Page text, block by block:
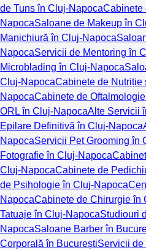
de Tuns în Cluj-NapocaCabinete
NapocaSaloane de Makeup în
Manichiură în Cluj-Napoca
NapocaServicii de Mentoring în
Microblading în Cluj-Napoca
Cluj-NapocaCabinete de
NapocaCabinete de
ORL în Cluj-NapocaAlte Servicii
Epilare Definitivă în Cluj-Napoca
NapocaServicii Pet Grooming în
Fotografie în Cluj-Napoca
Cluj-NapocaCabinete de
de Psihologie în Cluj-Napoca
NapocaCabinete de Chirurgie în
Tatuaje în Cluj-NapocaStudiouri
NapocaSaloane Barber în
Corporală în BucureștiServicii